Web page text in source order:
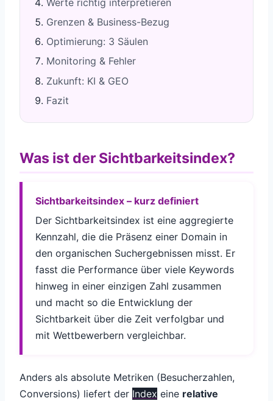
Werte richtig interpretieren
Grenzen & Business-Bezug
Optimierung: 3 Säulen
Monitoring & Fehler
Zukunft: KI & GEO
Fazit
Was ist der Sichtbarkeitsindex?
Sichtbarkeitsindex – kurz definiert
Der Sichtbarkeitsindex ist eine aggregierte
Kennzahl, die die Präsenz einer Domain in
den organischen Suchergebnissen misst. Er
fasst die Performance über viele Keywords
hinweg in einer einzigen Zahl zusammen
und macht so die Entwicklung der
Sichtbarkeit über die Zeit verfolgbar und
mit Wettbewerbern vergleichbar.
Anders als absolute Metriken (Besucherzahlen,
Conversions) liefert der Index eine relative